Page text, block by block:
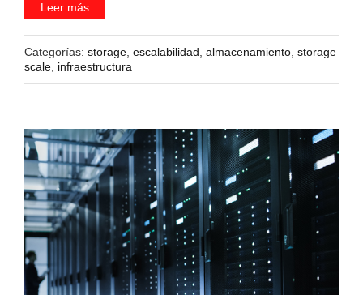
Leer más
Categorías: storage, escalabilidad, almacenamiento, storage
scale, infraestructura